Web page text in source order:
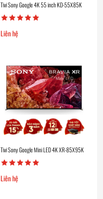
Tivi Sony Google 4K 55 inch KD-55X85K
Liên hệ
Tivi Sony Google Mini LED 4K XR-85X95K
Liên hệ